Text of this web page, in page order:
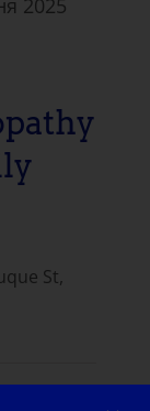
2025
St,